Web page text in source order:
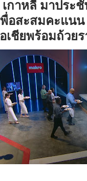
เกาหลี มาประ
พื่อสะสมคะแน
ชียพร้อมถ้วยร